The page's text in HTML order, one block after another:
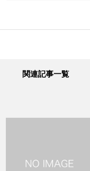
関連記事一覧